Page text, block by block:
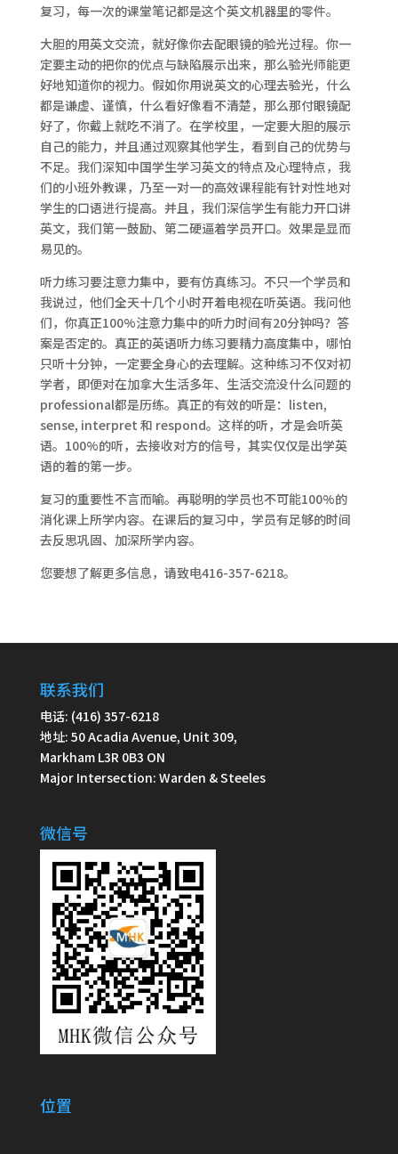
复习，每一次的课堂笔记都是这个英文机器里的零件。
大胆的用英文交流，就好像你去配眼镜的验光过程。你一
定要主动的把你的优点与缺陷展示出来，那么验光师能更
好地知道你的视力。假如你用说英文的心理去验光，什么
都是谦虚、谨慎，什么看好像看不清楚，那么那付眼镜配
好了，你戴上就吃不消了。在学校里，一定要大胆的展示
自己的能力，并且通过观察其他学生，看到自己的优势与
不足。我们深知中国学生学习英文的特点及心理特点，我
们的小班外教课，乃至一对一的高效课程能有针对性地对
学生的口语进行提高。并且，我们深信学生有能力开口讲
英文，我们第一鼓励、第二硬逼着学员开口。效果是显而
易见的。
听力练习要注意力集中，要有仿真练习。不只一个学员和
我说过，他们全天十几个小时开着电视在听英语。我问他
们，你真正100%注意力集中的听力时间有20分钟吗？答
案是否定的。真正的英语听力练习要精力高度集中，哪怕
只听十分钟，一定要全身心的去理解。这种练习不仅对初
学者，即便对在加拿大生活多年、生活交流没什么问题的
professional都是历练。真正的有效的听是：listen,
sense, interpret 和 respond。这样的听，才是会听英
语。100%的听，去接收对方的信号，其实仅仅是出学英
语的着的第一步。
复习的重要性不言而喻。再聪明的学员也不可能100%的
消化课上所学内容。在课后的复习中，学员有足够的时间
去反思巩固、加深所学内容。
您要想了解更多信息，请致电416-357-6218。
联系我们
电话: (416) 357-6218
地址: 50 Acadia Avenue, Unit 309,
Markham L3R 0B3 ON
Major Intersection: Warden & Steeles
微信号
位置